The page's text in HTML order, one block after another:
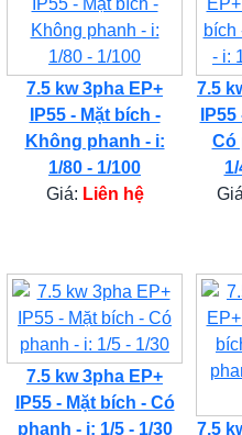
7.5 kw 3pha EP+
IP55 - Mặt bích -
Không phanh - i:
1/80 - 1/100
Giá: Liên hệ
7.5
Có
7.5 kw 3pha EP+
IP55 - Mặt bích - Có
phanh - i: 1/5 - 1/30
7.5